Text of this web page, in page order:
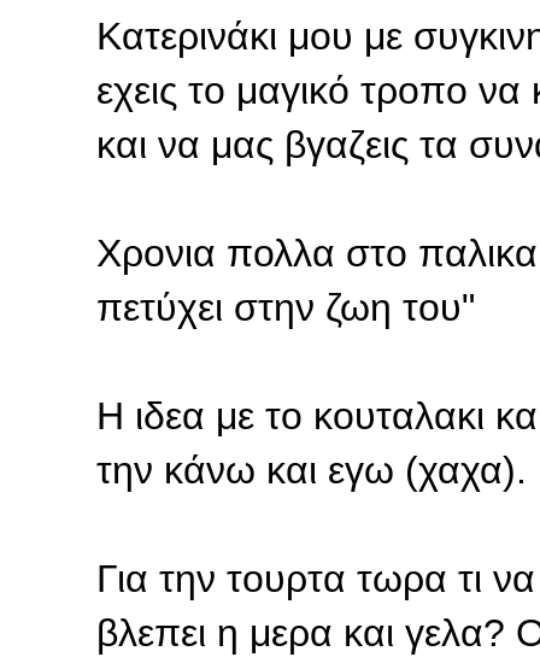
Κατερινάκι μου με
εχεις το μαγικό τροπο να
και να μας βγαζεις τα
Χρονια πολλα στο
πετύχει στην ζωη του"
Η ιδεα με το κουταλακι
την κάνω και εγω (χαχα).
Για την τουρτα τωρα τι
βλεπει η μερα και γελα?